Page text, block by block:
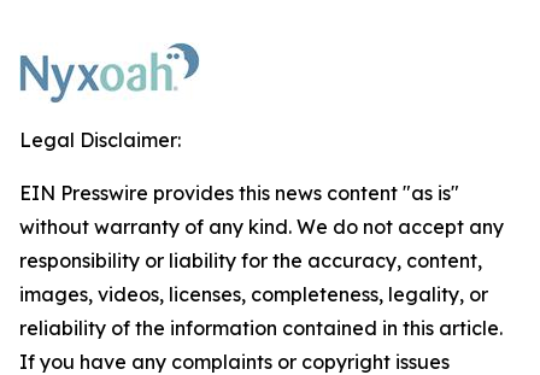
Legal Disclaimer:
EIN Presswire provides this news content "as is"
without warranty of any kind. We do not accept any
responsibility or liability for the accuracy, content,
images, videos, licenses, completeness, legality, or
reliability of the information contained in this article.
If you have any complaints or copyright issues